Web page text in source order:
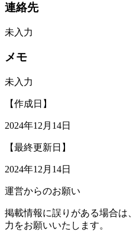
連絡先
未入力
メモ
未入力
【作成日】
2024年12月14日
【最終更新日】
2024年12月14日
運営からのお願い
掲載情報に誤りがある場合は、
力をお願いいたします。